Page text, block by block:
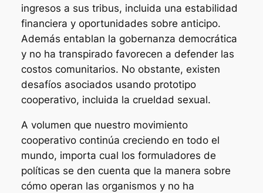
ingresos a sus tribus, incluida una estabilidad
financiera y oportunidades sobre anticipo.
Además entablan la gobernanza democrática
y no ha transpirado favorecen a defender las
costos comunitarios. No obstante, existen
desafíos asociados usando prototipo
cooperativo, incluida la crueldad sexual.
A volumen que nuestro movimiento
cooperativo continúa creciendo en todo el
mundo, importa cual los formuladores de
políticas se den cuenta que la manera sobre
cómo operan las organismos y no ha